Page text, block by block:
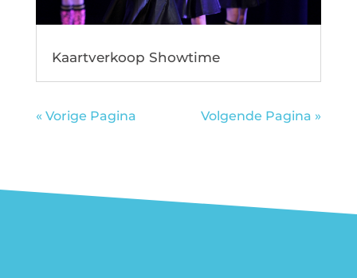
Kaartverkoop Showtime
« Vorige Pagina Volgende Pagina »